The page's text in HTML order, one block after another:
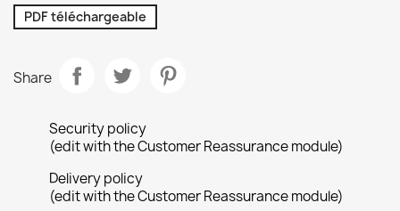
PDF téléchargeable
Share
Security policy
(edit with the Customer Reassurance module)
Delivery policy
(edit with the Customer Reassurance module)